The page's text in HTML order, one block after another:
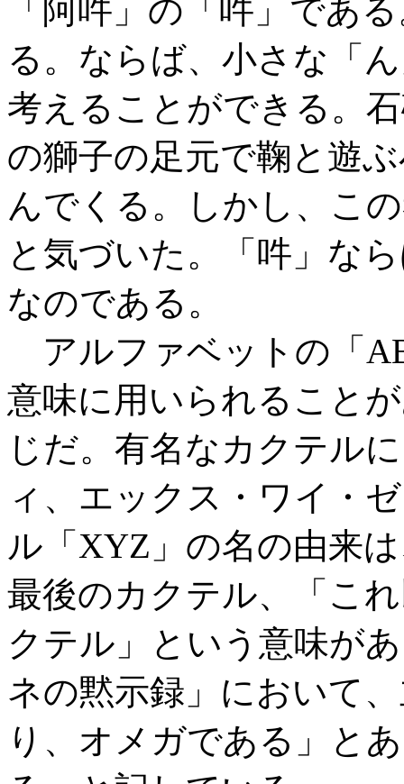
「阿吽」の「吽」であ
る。ならば、小さな「
考えることができる。
の獅子の足元で鞠と遊
んでくる。しかし、こ
と気づいた。「吽」な
なのである。
アルファベットの「
意味に用いられること
じだ。有名なカクテル
ィ、エックス・ワイ・
ル「XYZ」の名の由来
最後のカクテル、「こ
クテル」という意味が
ネの黙示録」において
り、オメガである」と